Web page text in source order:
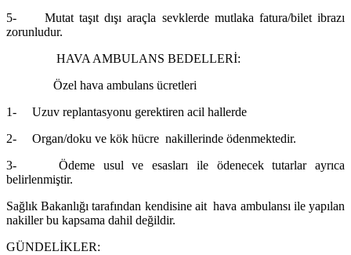
5- Mutat taşıt dışı araçla sevklerde mutlaka fatura/bilet ibrazı
zorunludur.
HAVA AMBULANS BEDELLERİ:
Özel hava ambulans ücretleri
1- Uzuv replantasyonu gerektiren acil hallerde
2- Organ/doku ve kök hücre nakillerinde ödenmektedir.
3- Ödeme usul ve esasları ile ödenecek tutarlar ayrıca
belirlenmiştir.
Sağlık Bakanlığı tarafından kendisine ait hava ambulansı ile yapılan
nakiller bu kapsama dahil değildir.
GÜNDELİKLER: